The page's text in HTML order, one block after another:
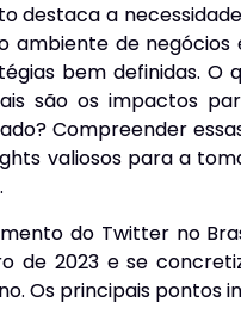
destaca a
ambiente de negócios
bem definidas. O
são os impactos
Compreender
valiosos para a
do Twitter no
de 2023 e se
Os principais pontos